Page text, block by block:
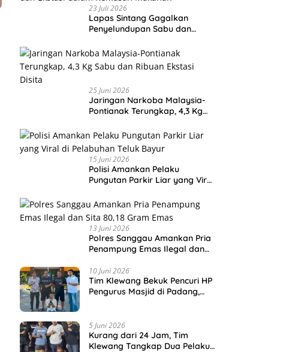
23 Juli 2026
Lapas Sintang Gagalkan
Penyelundupan Sabu dan
Makanan
25 Juni 2026
Jaringan Narkoba Malaysia-
Pontianak Terungkap, 4,3 Kg
15 Juni 2026
Polisi Amankan Pelaku
Pungutan Parkir Liar yang Viral
13 Juni 2026
Polres Sanggau Amankan Pria
Penampung Emas Ilegal dan
10 Juni 2026
Tim Klewang Bekuk Pencuri HP
Pengurus Masjid di Padang,
5 Juni 2026
Kurang dari 24 Jam, Tim
Klewang Tangkap Dua Pelaku